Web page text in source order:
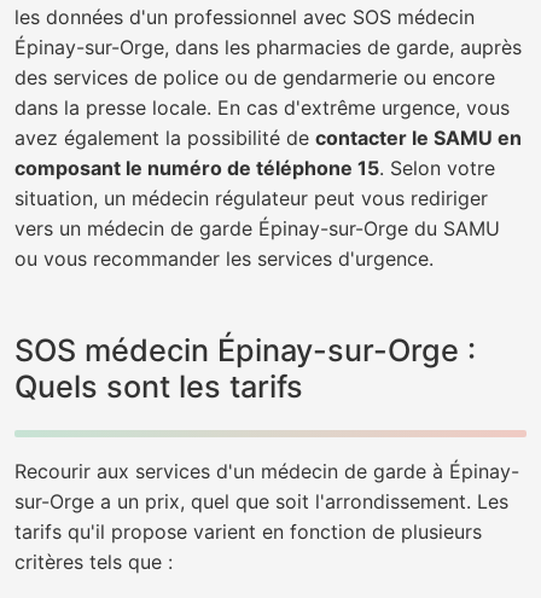
les données d'un professionnel avec SOS médecin
Épinay-sur-Orge, dans les pharmacies de garde, auprès
des services de police ou de gendarmerie ou encore
dans la presse locale. En cas d'extrême urgence, vous
avez également la possibilité de contacter le SAMU en
composant le numéro de téléphone 15. Selon votre
situation, un médecin régulateur peut vous rediriger
vers un médecin de garde Épinay-sur-Orge du SAMU
ou vous recommander les services d'urgence.
SOS médecin Épinay-sur-Orge :
Quels sont les tarifs
Recourir aux services d'un médecin de garde à Épinay-
sur-Orge a un prix, quel que soit l'arrondissement. Les
tarifs qu'il propose varient en fonction de plusieurs
critères tels que :